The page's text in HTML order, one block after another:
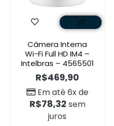
Câmera Interna
Wi-Fi Full HD IM4 –
Intelbras – 4565501
R$469,90
Em até 6x de
R$78,32 sem
juros